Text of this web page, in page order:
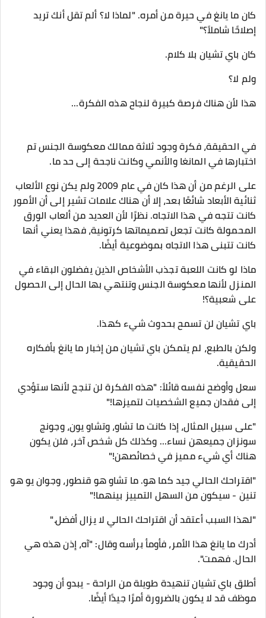
كان ما يانغ في حيرة من أمره. "لماذا لا؟ ألم تقل أنك تريد
إصلاحًا شاملاً؟"
كان باي تشيان بلا كلام.
ولم لا؟
هذا لأن هناك فرصة كبيرة لنجاح هذه الفكرة...
في الحقيقة، فكرة وجود ثلاثة ممالك معكوسة الجنس تم
اختبارها في المانغا والأنمي وكانت ناجحة إلى حد ما.
على الرغم من أن هذا كان في عام 2009 ولم يكن نوع الألعاب
ثنائية الأبعاد شائعًا بعد، إلا أن هناك علامات تشير إلى أن الأمور
كانت تتجه في هذا الاتجاه. نظرًا لأن العديد من ألعاب الورق
المحمولة كانت تجعل تصميماتها كرتونية، فهذا يعني أنها
كانت تتبنى هذا الاتجاه بموضوعية أيضًا.
ماذا لو كانت اللعبة تجذب الأشخاص الذين يفضلون البقاء في
المنزل لأنها معكوسة الجنس وتنتهي بها الحال إلى الحصول
على شعبية؟!
باي تشيان لن تسمح بحدوث شيء كهذا.
ولكن بالطبع، لم يتمكن باي تشيان من إخبار ما يانغ بأفكاره
الحقيقية.
سعل وأوضح نفسه قائلاً: "هذه الفكرة لن تنجح لأنها ستؤدي
إلى فقدان جميع الشخصيات لتميزها!"
"على سبيل المثال، إذا كانت ما تشاو، وتشاو يون، وجونج
سونزان جميعهن نساء... وكذلك كل شخص آخر، فلن يكون
هناك أي شيء مميز في خصائصهن!"
"اقتراحك الحالي جيد كما هو. ما تشاو هو قنطور، وجوان يو هو
تنين - سيكون من السهل التمييز بينهما!"
"لهذا السبب أعتقد أن اقتراحك الحالي لا يزال أفضل."
أدرك ما يانغ هذا الأمر، فأومأ برأسه وقال: "آه، إذن هذه هي
الحال. فهمت".
أطلق باي تشيان تنهيدة طويلة من الراحة - يبدو أن وجود
موظف قد لا يكون بالضرورة أمرًا جيدًا أيضًا.